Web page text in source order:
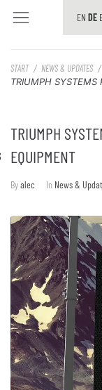
EN DE
START / NEWS & UPDATES /
TRIUMPH SYSTEMS
TRIUMPH
EQUIPMENT
Byalec In News &